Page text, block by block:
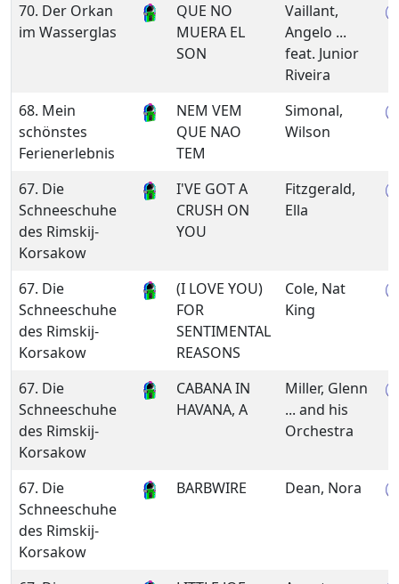
70. Der Orkan
im Wasserglas
QUE NO
MUERA EL
SON
Vaillant,
Angelo ...
feat. Junior
Riveira
68. Mein
schönstes
Ferienerlebnis
NEM VEM
QUE NAO
TEM
Simonal,
Wilson
67. Die
Schneeschuhe
des Rimskij-
Korsakow
I'VE GOT A
CRUSH ON
YOU
Fitzgerald,
Ella
67. Die
Schneeschuhe
des Rimskij-
Korsakow
(I LOVE YOU)
FOR
SENTIMENTAL
REASONS
Cole, Nat
King
67. Die
Schneeschuhe
des Rimskij-
Korsakow
CABANA IN
HAVANA, A
Miller, Glenn
... and his
Orchestra
67. Die
Schneeschuhe
des Rimskij-
Korsakow
BARBWIRE Dean, Nora